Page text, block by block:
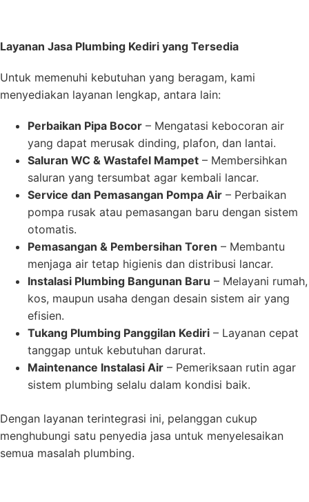
Layanan Jasa Plumbing Kediri yang Tersedia
Untuk memenuhi kebutuhan yang beragam, kami
menyediakan layanan lengkap, antara lain:
Perbaikan Pipa Bocor – Mengatasi kebocoran air
yang dapat merusak dinding, plafon, dan lantai.
Saluran WC & Wastafel Mampet – Membersihkan
saluran yang tersumbat agar kembali lancar.
Service dan Pemasangan Pompa Air – Perbaikan
pompa rusak atau pemasangan baru dengan sistem
otomatis.
Pemasangan & Pembersihan Toren – Membantu
menjaga air tetap higienis dan distribusi lancar.
Instalasi Plumbing Bangunan Baru – Melayani rumah,
kos, maupun usaha dengan desain sistem air yang
efisien.
Tukang Plumbing Panggilan Kediri – Layanan cepat
tanggap untuk kebutuhan darurat.
Maintenance Instalasi Air – Pemeriksaan rutin agar
sistem plumbing selalu dalam kondisi baik.
Dengan layanan terintegrasi ini, pelanggan cukup
menghubungi satu penyedia jasa untuk menyelesaikan
semua masalah plumbing.